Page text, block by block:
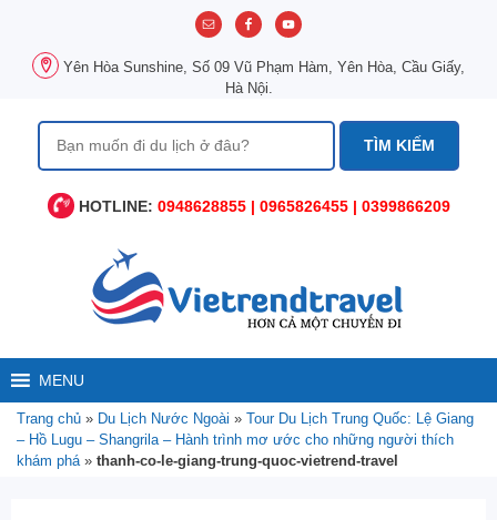
Yên Hòa Sunshine, Số 09 Vũ Phạm Hàm, Yên Hòa, Cầu Giấy,
Hà Nội.
Tìm
kiếm
HOTLINE: 0948628855 | 0965826455 | 0399866209
MENU
Trang chủ » Du Lịch Nước Ngoài » Tour Du Lịch Trung Quốc: Lệ Giang
– Hồ Lugu – Shangrila – Hành trình mơ ước cho những người thích
khám phá» thanh-co-le-giang-trung-quoc-vietrend-travel